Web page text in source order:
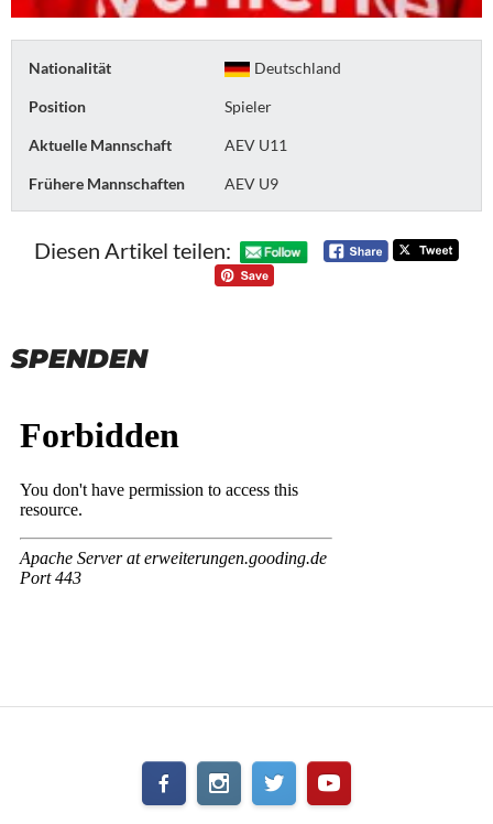
Nationalität Deutschland
Position Spieler
Aktuelle Mannschaft AEV U11
Frühere Mannschaften AEV U9
Diesen Artikel teilen:
SPENDEN